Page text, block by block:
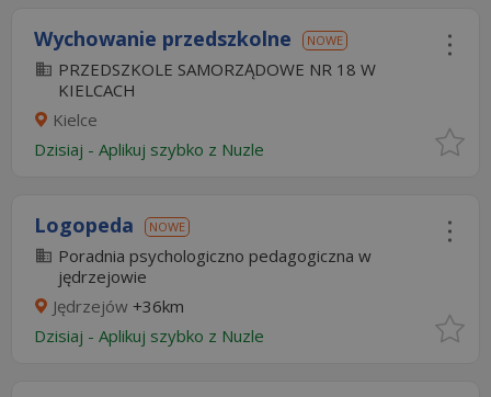
Wychowanie przedszkolne NOWE
PRZEDSZKOLE SAMORZĄDOWE NR 18 W
KIELCACH
Kielce
Dzisiaj - Aplikuj szybko z Nuzle
Logopeda NOWE
Poradnia psychologiczno pedagogiczna w
jędrzejowie
Jędrzejów +36km
Dzisiaj - Aplikuj szybko z Nuzle